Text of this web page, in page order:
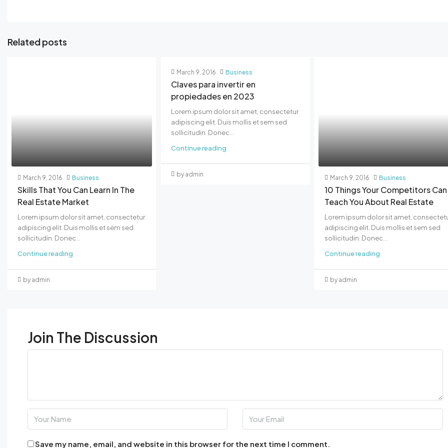
Related posts
March 9, 2016 Business
Skills That You Can Learn In The
Real Estate Market
Lorem ipsum dolor sit amet, consectetur
adipiscing elit. Duis mollis et sem sed
sollicitudin. Donec...
Continue reading
by admin
March 9, 2016 Business
Claves para invertir en
propiedades en 2023
Lorem ipsum dolor sit amet, consectetur
adipiscing elit. Duis mollis et sem sed
sollicitudin. Donec...
Continue reading
by admin March 9, 2016 Business
10 Things Your Competitors Can
Teach You About Real Estate
Lorem ipsum dolor sit amet,
adipiscing elit. Duis mollis et sem sed
sollicitudin. Donec...
Continue reading
by admin
Join The Discussion
Save my name, email, and website in this browser for the next time I comment.